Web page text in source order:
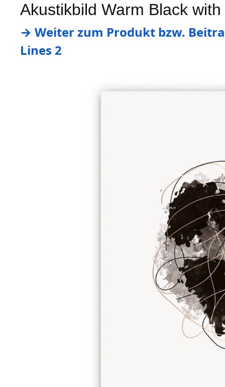
Akustikbild Warm Black
→ Weiter zum Produkt bzw.
Lines 2